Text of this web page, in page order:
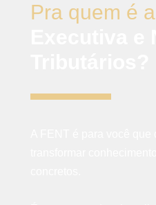
Pra quem é a